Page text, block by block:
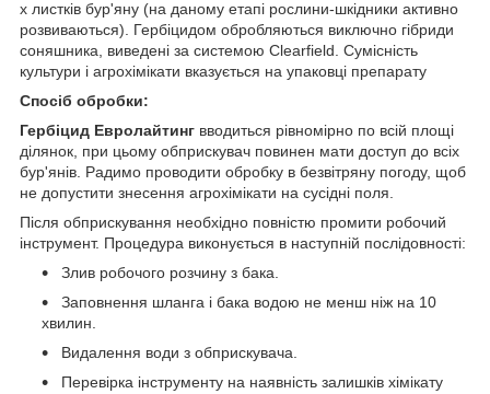
х листків бур'яну (на даному етапі рослини-шкідники активно
розвиваються). Гербіцидом обробляються виключно гібриди
соняшника, виведені за системою Clearfield. Сумісність
культури і агрохімікати вказується на упаковці препарату
Спосiб обробки:
Гербіцид Евролайтинг вводиться рівномірно по всій площі
ділянок, при цьому обприскувач повинен мати доступ до всіх
бур'янів. Радимо проводити обробку в безвітряну погоду, щоб
не допустити знесення агрохімікати на сусідні поля.
Після обприскування необхідно повністю промити робочий
інструмент. Процедура виконується в наступній послідовності:
Злив робочого розчину з бака.
Заповнення шланга і бака водою не менш ніж на 10
хвилин.
Видалення води з обприскувача.
Перевірка інструменту на наявність залишків хімікату